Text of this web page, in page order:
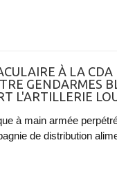
À LA CDA
GENDARMES
L'ARTILLERIE
à main armée
de distribution